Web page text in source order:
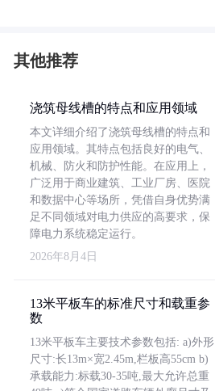
其他推荐
浇筑母线槽的特点和应用领域
本文详细介绍了浇筑母线槽的特点和
应用领域。其特点包括良好的电气、
机械、防火和防护性能。在应用上，
广泛用于商业建筑、工业厂房、医院
和数据中心等场所，凭借自身优势满
足不同领域对电力供应的高要求，保
障电力系统稳定运行。
2026年8月4日
13米平板车的标准尺寸和载重参
数
13米平板车主要技术参数包括: a)外形
尺寸:长13m×宽2.45m,栏板高55cm b)
承载能力:标载30-35吨,最大允许总重